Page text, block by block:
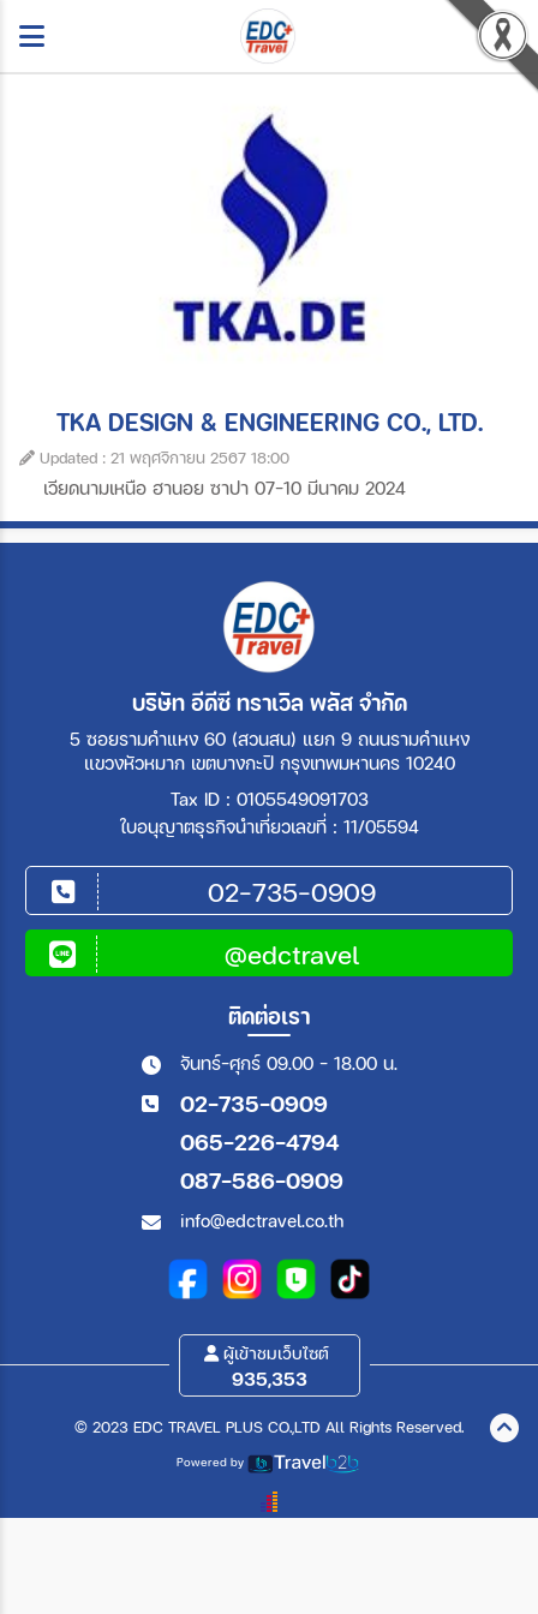
TKA DESIGN & ENGINEERING CO., LTD.
Updated : 21 พฤศจิกายน 2567 18:00
เวียดนามเหนือ ฮานอย ซาปา 07-10 มีนาคม 2024
บริษัท อีดีซี ทราเวิล พลัส จำกัด
5 ซอยรามคำแหง 60 (สวนสน) แยก 9 ถนนรามคำแหง
แขวงหัวหมาก เขตบางกะปิ กรุงเทพมหานคร 10240
Tax ID : 0105549091703
ใบอนุญาตธุรกิจนำเที่ยวเลขที่ : 11/05594
02-735-0909
@edctravel
ติดต่อเรา
จันทร์-ศุกร์ 09.00 - 18.00 น.
02-735-0909
065-226-4794
087-586-0909
info@edctravel.co.th
ผู้เข้าชมเว็บไซต์
935,353
© 2023 EDC TRAVEL PLUS CO.,LTD All Rights Reserved.
Powered by